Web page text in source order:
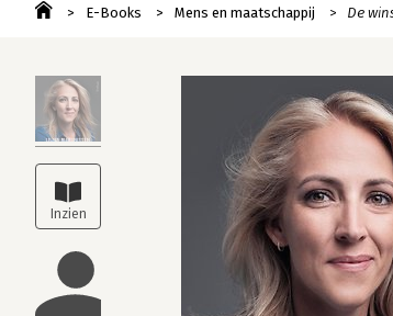
E-Books Mens en maatschappij De